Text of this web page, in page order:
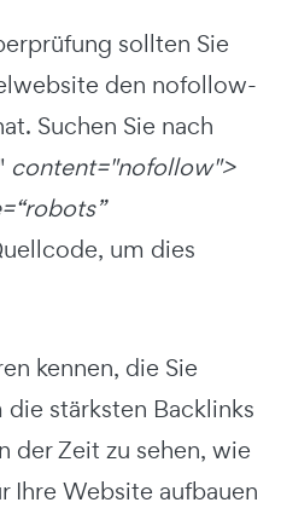
sollten Sie
den nofollow-
Suchen Sie nach
content="nofollow">
um dies
kennen, die Sie
stärksten Backlinks
der Zeit zu sehen, wie
Ihre Website aufbauen